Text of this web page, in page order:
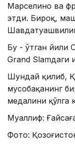
Марселино ва
этди. Бироқ,
Бу - ўтган йили
Grand Slamдаги
Шундай қилиб,
мусобақанинг
медалини қўлга
Муаллиф:
Фото: